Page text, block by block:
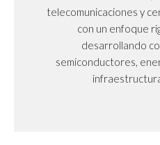
telecomunicaciones y
con un enfoque
desarrollando
semiconductores,